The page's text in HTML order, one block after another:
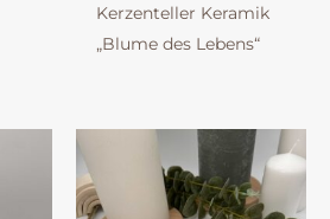
Kerzenteller Keramik
„Blume des Lebens“